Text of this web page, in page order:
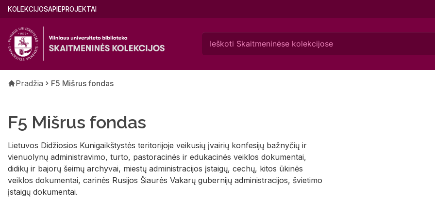
Pereiti
pagrindinį
turinį
Main
(lithuanian)
KOLEKCIJOSAPIEPROJEKTAI
Kelias
Pradžia F5 Mišrus fondas
F5 Mišrus fondas
Lietuvos Didžiosios Kunigaikštystės teritorijoje veikusių įvairių konfesijų bažnyčių ir
vienuolynų administravimo, turto, pastoracinės ir edukacinės veiklos dokumentai,
didikų ir bajorų šeimų archyvai, miestų administracijos įstaigų, cechų, kitos ūkinės
veiklos dokumentai, carinės Rusijos Šiaurės Vakarų gubernijų administracijos, švietimo
įstaigų dokumentai.